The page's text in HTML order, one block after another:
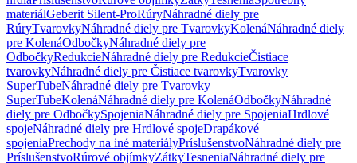
materiálGeberit Silent-ProRúryNáhradné diely pre
RúryTvarovkyNáhradné diely pre TvarovkyKolenáNáhradné diely
pre KolenáOdbočkyNáhradné diely pre
OdbočkyRedukcieNáhradné diely pre RedukcieČistiace
tvarovkyNáhradné diely pre Čistiace tvarovkyTvarovky
SuperTubeNáhradné diely pre Tvarovky
SuperTubeKolenáNáhradné diely pre KolenáOdbočkyNáhradné
diely pre OdbočkySpojeniaNáhradné diely pre SpojeniaHrdlové
spojeNáhradné diely pre Hrdlové spojeDrapákové
spojeniaPrechody na iné materiályPríslušenstvoNáhradné diely pre
PríslušenstvoRúrové objímkyZátkyTesneniaNáhradné diely pre